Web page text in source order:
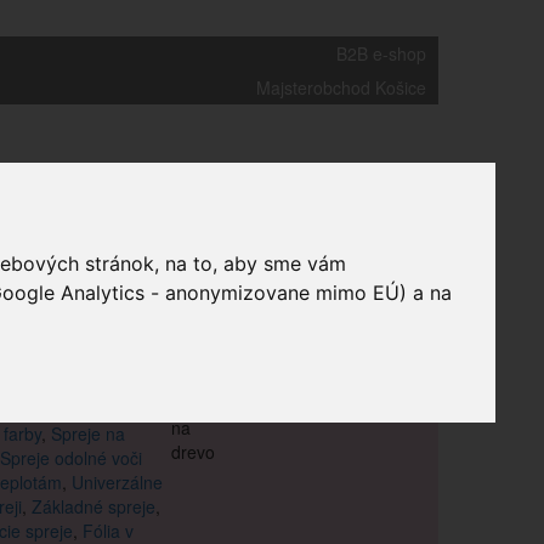
stránok, na to, aby sme vám
Analytics - anonymizovane mimo EÚ) a na
, Spreje na
Spreje odolné voči
, Univerzálne
, Základné spreje,
spreje, Fólia v